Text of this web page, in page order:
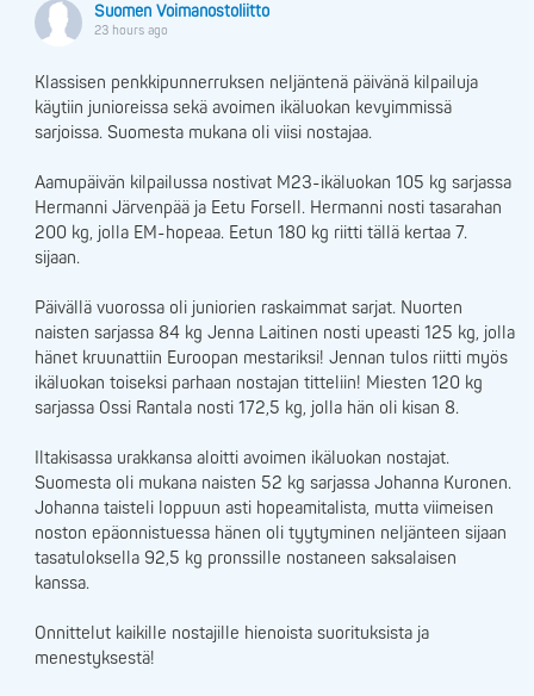
Suomen Voimanostoliitto
23 hours ago
Klassisen penkkipunnerruksen neljäntenä päivänä kilpailuja
käytiin junioreissa sekä avoimen ikäluokan kevyimmissä
sarjoissa. Suomesta mukana oli viisi nostajaa.
Aamupäivän kilpailussa nostivat M23-ikäluokan 105 kg sarjassa
Hermanni Järvenpää ja Eetu Forsell. Hermanni nosti tasarahan
200 kg, jolla EM-hopeaa. Eetun 180 kg riitti tällä kertaa 7.
sijaan.
Päivällä vuorossa oli juniorien raskaimmat sarjat. Nuorten
naisten sarjassa 84 kg Jenna Laitinen nosti upeasti 125 kg, jolla
hänet kruunattiin Euroopan mestariksi! Jennan tulos riitti myös
ikäluokan toiseksi parhaan nostajan titteliin! Miesten 120 kg
sarjassa Ossi Rantala nosti 172,5 kg, jolla hän oli kisan 8.
Iltakisassa urakkansa aloitti avoimen ikäluokan nostajat.
Suomesta oli mukana naisten 52 kg sarjassa Johanna Kuronen.
Johanna taisteli loppuun asti hopeamitalista, mutta viimeisen
noston epäonnistuessa hänen oli tyytyminen neljänteen sijaan
tasatuloksella 92,5 kg pronssille nostaneen saksalaisen
kanssa.
Onnittelut kaikille nostajille hienoista suorituksista ja
menestyksestä!